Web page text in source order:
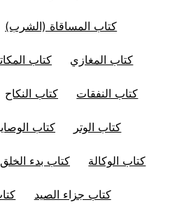
كتاب المساقاة (الشرب)
كتاب المغازي كتاب
كتاب النفقات كتاب النكاح
كتاب الوتر كتاب
كتاب الوكالة كتاب بدء الخلق
كتاب جزاء الصيد